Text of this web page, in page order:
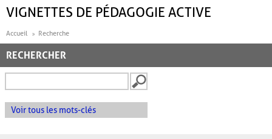
VIGNETTES DE PÉDAGOGIE ACTIVE
Accueil Recherche
RECHERCHER
Voir tous les mots-clés